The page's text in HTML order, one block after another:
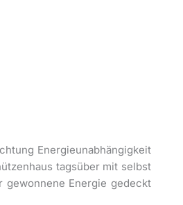
Energieunabhängigkeit
tagsüber mit selbst
Energie gedeckt